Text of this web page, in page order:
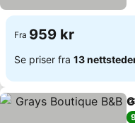
Fra 959 kr
Se priser fra 13